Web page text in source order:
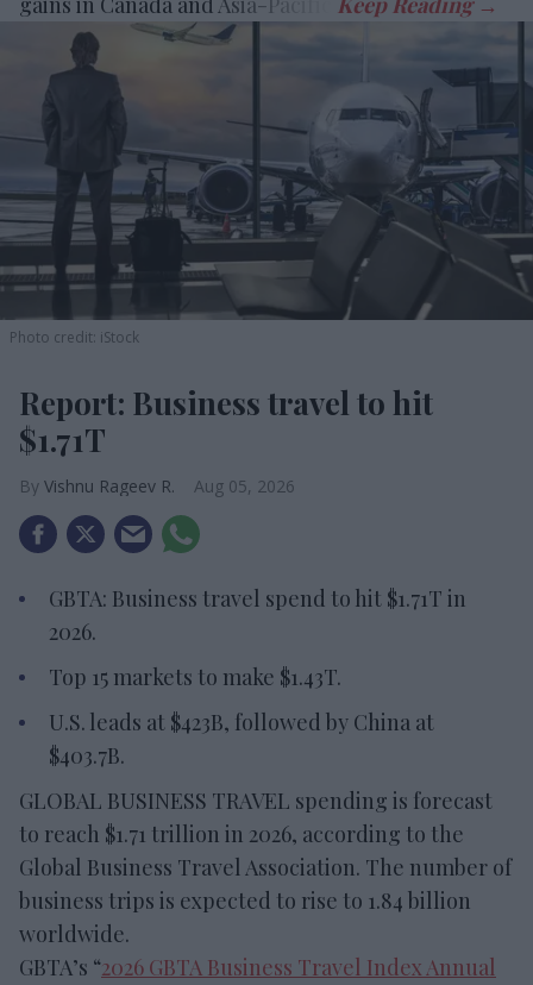
Photo credit: iStock
Report: Business travel to hit
$1.71T
Vishnu Rageev R. Aug 05, 2026
GBTA: Business travel spend to hit $1.71T in
2026.
Top 15 markets to make $1.43T.
U.S. leads at $423B, followed by China at
$403.7B.
GLOBAL BUSINESS TRAVEL spending is forecast
to reach $1.71 trillion in 2026, according to the
Global Business Travel Association. The number of
business trips is expected to rise to 1.84 billion
worldwide.
GBTA’s “2026 GBTA Business Travel Index Annual